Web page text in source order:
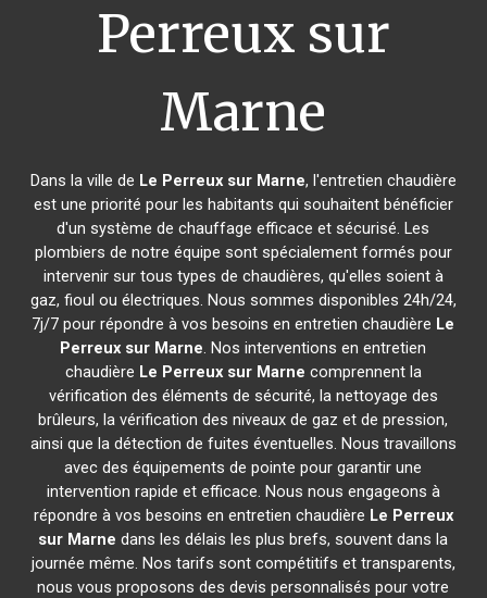
Perreux sur
Marne
Dans la ville de Le Perreux sur Marne, l'entretien chaudière
est une priorité pour les habitants qui souhaitent bénéficier
d'un système de chauffage efficace et sécurisé. Les
plombiers de notre équipe sont spécialement formés pour
intervenir sur tous types de chaudières, qu'elles soient à
gaz, fioul ou électriques. Nous sommes disponibles 24h/24,
7j/7 pour répondre à vos besoins en entretien chaudière Le
Perreux sur Marne. Nos interventions en entretien
chaudière Le Perreux sur Marne comprennent la
vérification des éléments de sécurité, la nettoyage des
brûleurs, la vérification des niveaux de gaz et de pression,
ainsi que la détection de fuites éventuelles. Nous travaillons
avec des équipements de pointe pour garantir une
intervention rapide et efficace. Nous nous engageons à
répondre à vos besoins en entretien chaudière Le Perreux
sur Marne dans les délais les plus brefs, souvent dans la
journée même. Nos tarifs sont compétitifs et transparents,
nous vous proposons des devis personnalisés pour votre